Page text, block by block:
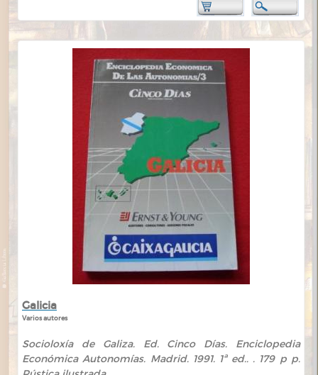
Galicia
Varios autores
Socioloxía de Galiza. Ed. Cinco Días. Enciclopedia
Económica Autonomías. Madrid. 1991. 1ª ed.. . 179 p p.